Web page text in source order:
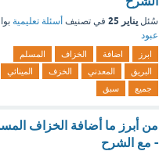
سُئل يناير 25 في تصنيف أسئلة تعليمية
عبود
ابرز اضافة الخزاف
المسلم
البريق
المعدني الخزف
المينائي
جميع
سبق
من أبرز ما أضافة الخزاف
- مع الشرح